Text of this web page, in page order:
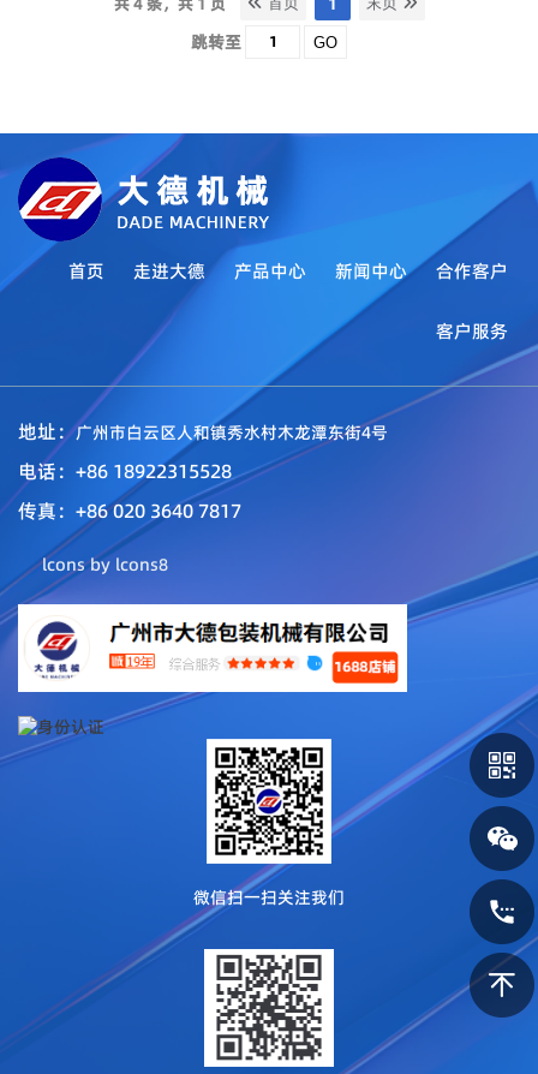
跳转至 GO
首页 走进大德 产品中心 新闻中心 合作客户
客户服务
地址：广州市白云区人和镇秀水村木龙潭东街4号
电话：+86 18922315528
传真：+86 020 3640 7817
lcons by lcons8
微信扫一扫关注我们